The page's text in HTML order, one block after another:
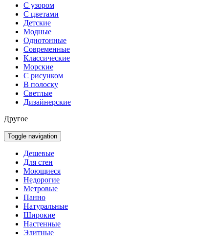
С узором
С цветами
Детские
Модные
Однотонные
Современные
Классические
Морские
С рисунком
В полоску
Светлые
Дизайнерские
Другое
Toggle navigation
Дешевые
Для стен
Моющиеся
Недорогие
Метровые
Панно
Натуральные
Широкие
Настенные
Элитные